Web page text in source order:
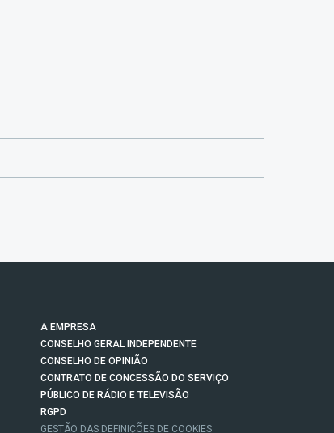
A EMPRESA
CONSELHO GERAL INDEPENDENTE
CONSELHO DE OPINIÃO
CONTRATO DE CONCESSÃO DO SERVIÇO
PÚBLICO DE RÁDIO E TELEVISÃO
RGPD
GESTÃO DAS DEFINIÇÕES DE COOKIES